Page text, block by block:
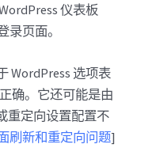
仪表板
录页面。
WordPress 选项表
确。它还可能是由
重定向设置配置不
刷新和重定向问题]